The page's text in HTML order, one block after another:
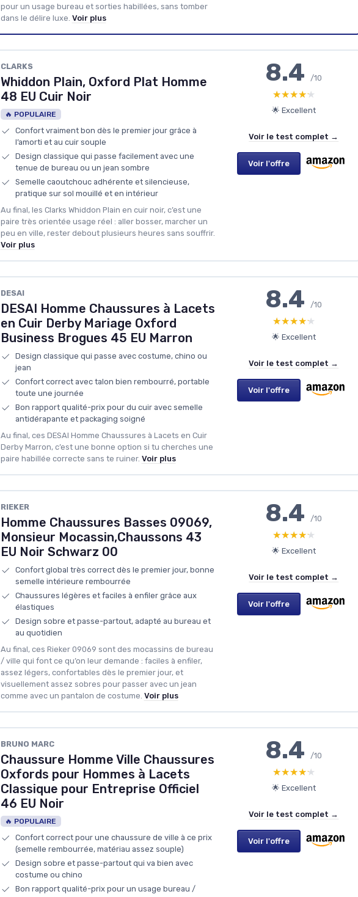
pour un usage bureau et sorties habillées, sans tomber
dans le délire luxe. Voir plus
CLARKS
Whiddon Plain, Oxford Plat Homme
48 EU Cuir Noir
🔥 POPULAIRE
Confort vraiment bon dès le premier jour grâce à
l’amorti et au cuir souple
Design classique qui passe facilement avec une
tenue de bureau ou un jean sombre
Semelle caoutchouc adhérente et silencieuse,
pratique sur sol mouillé et en intérieur
Au final, les Clarks Whiddon Plain en cuir noir, c’est une
paire très orientée usage réel : aller bosser, marcher un
peu en ville, rester debout plusieurs heures sans souffrir.
Voir plus
8.4/10
★★★★★
★★★★★
🌟 Excellent
Voir le test complet →
Voir l'offre
DESAI
DESAI Homme Chaussures à Lacets
en Cuir Derby Mariage Oxford
Business Brogues 45 EU Marron
Design classique qui passe avec costume, chino ou
jean
Confort correct avec talon bien rembourré, portable
toute une journée
Bon rapport qualité-prix pour du cuir avec semelle
antidérapante et packaging soigné
Au final, ces DESAI Homme Chaussures à Lacets en Cuir
Derby Marron, c’est une bonne option si tu cherches une
paire habillée correcte sans te ruiner. Voir plus
8.4/10
★★★★★
★★★★★
🌟 Excellent
Voir le test complet →
Voir l'offre
RIEKER
Homme Chaussures Basses 09069,
Monsieur Mocassin,Chaussons 43
EU Noir Schwarz 00
Confort global très correct dès le premier jour, bonne
semelle intérieure rembourrée
Chaussures légères et faciles à enfiler grâce aux
élastiques
Design sobre et passe-partout, adapté au bureau et
au quotidien
Au final, ces Rieker 09069 sont des mocassins de bureau
/ ville qui font ce qu’on leur demande : faciles à enfiler,
assez légers, confortables dès le premier jour, et
visuellement assez sobres pour passer avec un jean
comme avec un pantalon de costume. Voir plus
8.4/10
★★★★★
★★★★★
🌟 Excellent
Voir le test complet →
Voir l'offre
BRUNO MARC
Chaussure Homme Ville Chaussures
Oxfords pour Hommes à Lacets
Classique pour Entreprise Officiel
46 EU Noir
🔥 POPULAIRE
Confort correct pour une chaussure de ville à ce prix
(semelle rembourrée, matériau assez souple)
Design sobre et passe-partout qui va bien avec
costume ou chino
Bon rapport qualité-prix pour un usage bureau /
8.4/10
★★★★★
★★★★★
🌟 Excellent
Voir le test complet →
Voir l'offre